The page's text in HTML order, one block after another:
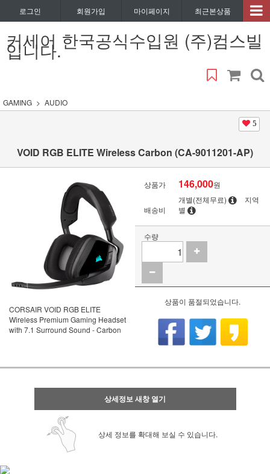
로그인 회원가입 마이페이지 최근본상품
커세어 한국공식수입원 (주)컴스빌
입니다.
GAMING AUDIO
5
VOID RGB ELITE Wireless Carbon (CA-9011201-AP)
CORSAIR VOID RGB ELITE
Wireless Premium Gaming Headset
with 7.1 Surround Sound - Carbon
상품가 146,000원
배송비
개별(전체무료)
지역
별
수량
상품이 품절되었습니다.
상세정보 새창 열기
상세 정보를 확대해 보실 수 있습니다.